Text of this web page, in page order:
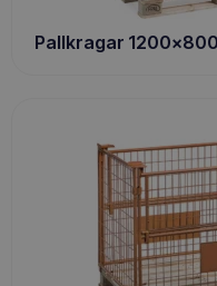
Pallkragar